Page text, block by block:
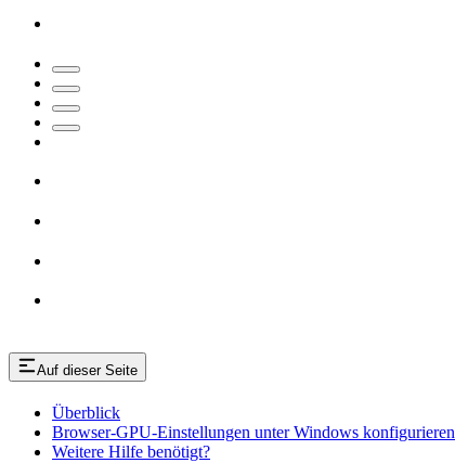
Auf dieser Seite
Überblick
Browser-GPU-Einstellungen unter Windows konfigurieren
Weitere Hilfe benötigt?